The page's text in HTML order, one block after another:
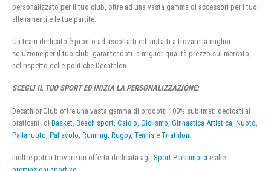
personalizzato per il tuo club, oltre ad una vasta gamma di accessori per i tuoi
allenamenti e le tue partite.
Un team dedicato è pronto ad ascoltarti ed aiutarti a trovare la miglior
soluzione per il tuo club, garantendoti la miglior qualità prezzo sul mercato,
nel rispetto delle politiche Decathlon.
SCEGLI IL TUO SPORT ED INIZIA LA PERSONALIZZAZIONE:
DecathlonClub offre una vasta gamma di prodotti 100% sublimati dedicati ai
praticanti di Basket Beach sport Calcio Ciclismo Ginnastica Artistica Nuoto
Pallanuoto Pallavolo Running Rugby, Tennis e Triathlon
Inoltre potrai trovare un offerta dedicata agli Sport Paralimpici e alle